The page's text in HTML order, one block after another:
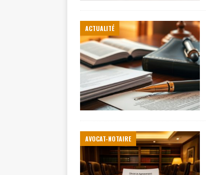
ACTUALITÉ
AVOCAT-NOTAIRE